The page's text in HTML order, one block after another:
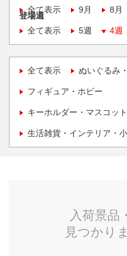
全て表示
9月 8月
登場週
全て表示
5週 4週
全て表示 ぬいぐるみ
フィギュア・ホビー
キーホルダー・マスコッ
生活雑貨・インテリア・